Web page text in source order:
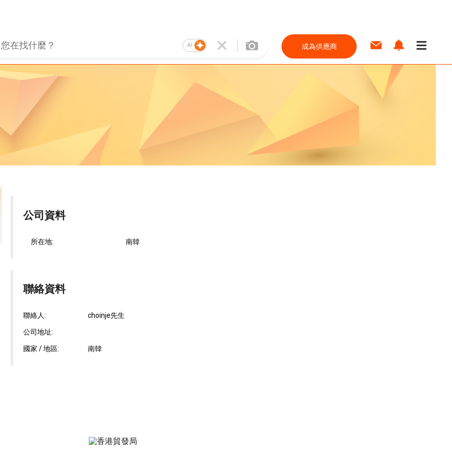
AI 成為供應商
公司資料
所在地: 南韓
聯絡資料
聯絡人: choinje先生
公司地址:
國家 / 地區: 南韓